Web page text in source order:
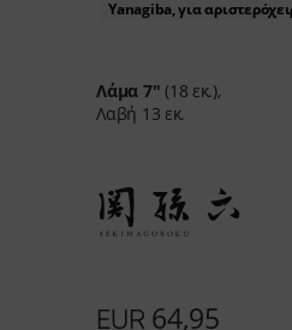
Ανακαλύψτε εδώ
Yanagiba, για
Λάμα 7" (18 εκ.),
Λαβή 13 εκ.
EUR 64,95